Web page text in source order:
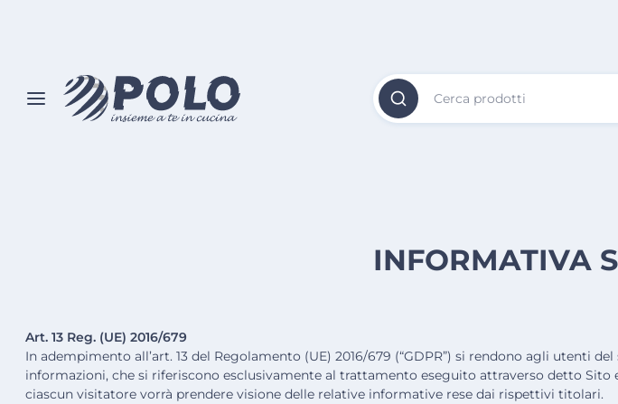
INFORMATIVA
Art. 13 Reg. (UE) 2016/679
In adempimento all’art. 13 del Regolamento (UE) 2016/679 (“GDPR”) si rendono agli utenti
informazioni, che si riferiscono esclusivamente al trattamento eseguito attraverso detto
ciascun visitatore vorrà prendere visione delle relative informative rese dai rispettivi titolari.